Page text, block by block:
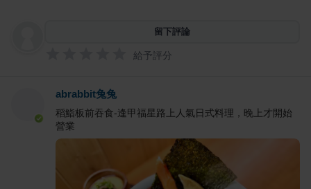
留下評論
給予評分
abrabbit兔兔
稻鮨板前吞食-逢甲福星路上人氣日式料理，晚上才開始
營業